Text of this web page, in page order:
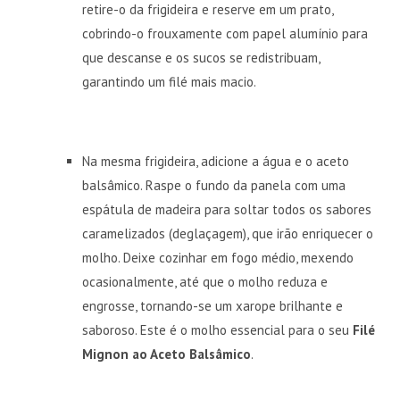
retire-o da frigideira e reserve em um prato,
cobrindo-o frouxamente com papel alumínio para
que descanse e os sucos se redistribuam,
garantindo um filé mais macio.
Na mesma frigideira, adicione a água e o aceto
balsâmico. Raspe o fundo da panela com uma
espátula de madeira para soltar todos os sabores
caramelizados (deglaçagem), que irão enriquecer o
molho. Deixe cozinhar em fogo médio, mexendo
ocasionalmente, até que o molho reduza e
engrosse, tornando-se um xarope brilhante e
saboroso. Este é o molho essencial para o seu Filé
Mignon ao Aceto Balsâmico.